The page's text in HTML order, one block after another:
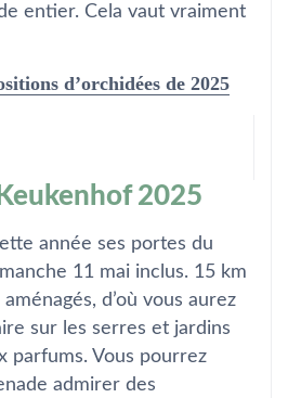
entier. Cela vaut vraiment
d’orchidées de 2025
2025
année ses portes du
11 mai inclus. 15 km
d’où vous aurez
sur les serres et jardins
parfums. Vous pourrez
admirer des